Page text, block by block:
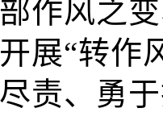
作风之
展“转作
责、勇